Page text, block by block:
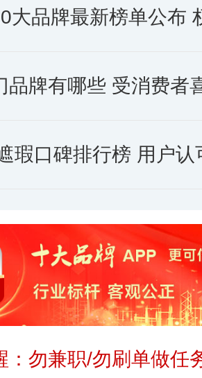
大品牌最新榜单公布
品牌有哪些 受消费者
瑕口碑排行榜 用户
：勿兼职/勿刷单做任